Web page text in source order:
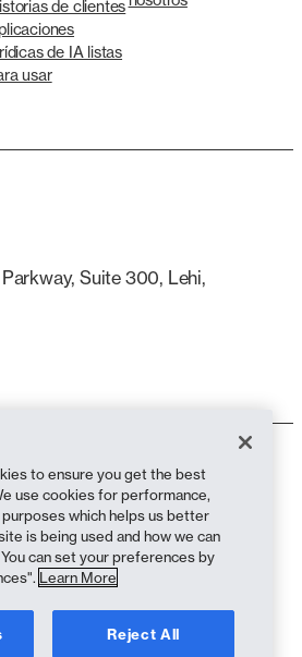
de clientes
de IA listas
usar
Suite 300, Lehi,
en California)
Software, Inc. Todos los derechos
to ensure you get the best
use cookies for performance,
which helps us better
is being used and how we can
can set your preferences by
Learn More
Reject All